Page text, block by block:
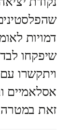
דמויות
שיפקחו
ויתקשרו
אסלאמיים
זאת